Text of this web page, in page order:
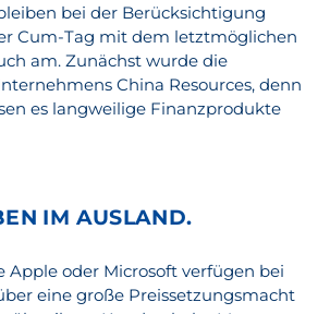
bei der Berücksichtigung
Cum-Tag mit dem letztmöglichen
am. Zunächst wurde die
China Resources, denn
es langweilige Finanzprodukte
IM AUSLAND.
Apple oder Microsoft verfügen bei
eine große Preissetzungsmacht